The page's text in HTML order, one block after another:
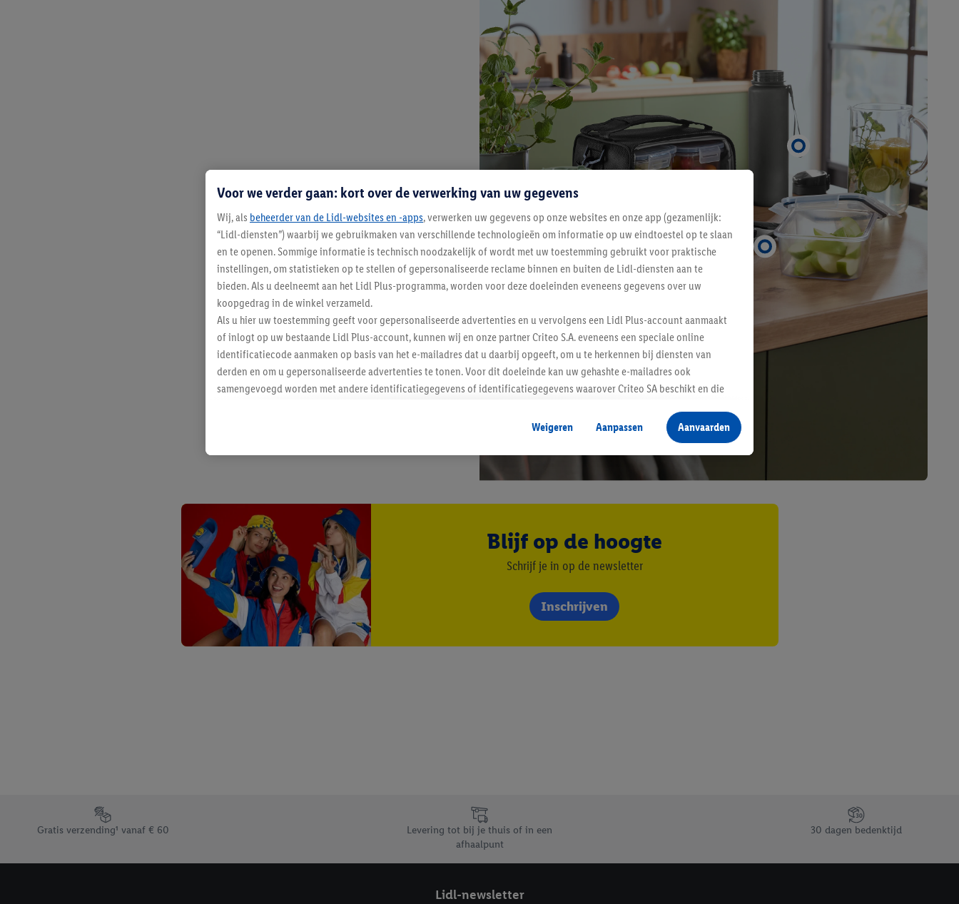
Blijf op de hoogte
Schrijf je in op de newsletter
Inschrijven
Footerelement met de verschillende USPs van Lidl.be
Gratis verzending¹ vanaf € 60
Levering tot bij je thuis of in een
afhaalpunt
30 dagen bedenktijd
Lidl-newsletter
Voor we verder gaan: kort over de verwerking van uw gegevens
Wij, als beheerder van de Lidl-websites en -apps, verwerken uw gegevens op onze websites en onze app (gezamenlijk:
“Lidl-diensten”) waarbij we gebruikmaken van verschillende technologieën om informatie op uw eindtoestel op te slaan
en te openen. Sommige informatie is technisch noodzakelijk of wordt met uw toestemming gebruikt voor praktische
instellingen, om statistieken op te stellen of gepersonaliseerde reclame binnen en buiten de Lidl-diensten aan te
bieden. Als u deelneemt aan het Lidl Plus-programma, worden voor deze doeleinden eveneens gegevens over uw
koopgedrag in de winkel verzameld.
Als u hier uw toestemming geeft voor gepersonaliseerde advertenties en u vervolgens een Lidl Plus-account aanmaakt
of inlogt op uw bestaande Lidl Plus-account, kunnen wij en onze partner Criteo S.A. eveneens een speciale online
identificatiecode aanmaken op basis van het e-mailadres dat u daarbij opgeeft, om u te herkennen bij diensten van
derden en om u gepersonaliseerde advertenties te tonen. Voor dit doeleinde kan uw gehashte e-mailadres ook
samengevoegd worden met andere identificatiegegevens of identificatiegegevens waarover Criteo SA beschikt en die
Als u hiermee akkoord gaat, kunnen advertenties in het kader van retargeting, d.w.z. advertenties voor producten waarin
u interesse hebt getoond (bijvoorbeeld door het product in de webshop aan uw winkelmandje toe te voegen, maar het
niet te kopen), ook op verschillende apparaten en verschillende Lidl-diensten worden weergegeven als er met behulp
van uw gehashte e-mailadres en eventuele andere identificatiegegevens/identificatiegegevens waarover Criteo SA
Onder “Aanpassen” kunt u individuele doeleinden toestaan en meer informatie vinden over de gegevensverwerking.
Door op “weigeren” te klikken, kunt u alleen het gebruik van de noodzakelijke technologieën toestaan. Door op
“aanvaarden” te klikken, stemt u in met alle verwerkingen voor alle bovengenoemde doeleinden. Meer informatie,
waaronder de bewaartermijn van de gegevens en uw recht om uw toestemming te allen tijde met vooruitwerkende
kracht in te trekken, vindt u in onze
Je vindt het impressum hier.
Weigeren Aanpassen Aanvaarden